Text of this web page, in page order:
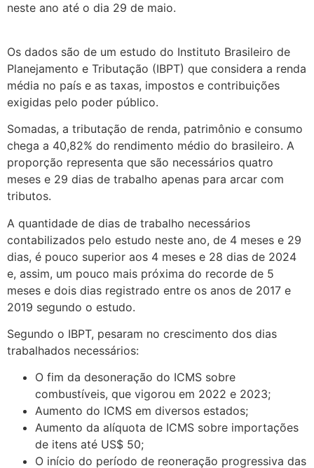
neste ano até o dia 29 de maio.
Os dados são de um estudo do Instituto Brasileiro de
Planejamento e Tributação (IBPT) que considera a renda
média no país e as taxas, impostos e contribuições
exigidas pelo poder público.
Somadas, a tributação de renda, patrimônio e consumo
chega a 40,82% do rendimento médio do brasileiro. A
proporção representa que são necessários quatro
meses e 29 dias de trabalho apenas para arcar com
tributos.
A quantidade de dias de trabalho necessários
contabilizados pelo estudo neste ano, de 4 meses e 29
dias, é pouco superior aos 4 meses e 28 dias de 2024
e, assim, um pouco mais próxima do recorde de 5
meses e dois dias registrado entre os anos de 2017 e
2019 segundo o estudo.
Segundo o IBPT, pesaram no crescimento dos dias
trabalhados necessários:
O fim da desoneração do ICMS sobre
combustíveis, que vigorou em 2022 e 2023;
Aumento do ICMS em diversos estados;
Aumento da alíquota de ICMS sobre importações
de itens até US$ 50;
O início do período de reoneração progressiva das